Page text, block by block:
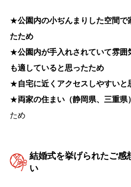
★公園内の小ぢんまりした空間で
たため
★公園内が手入れされていて雰囲
も適していると思ったため
★自宅に近くアクセスしやすいと
★両家の住まい（静岡県、三重県
ため
結婚式を挙げられたご感
い